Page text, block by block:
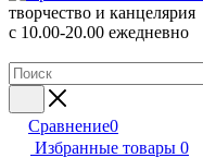
творчество и канцелярия
с 10.00-20.00 ежедневно
Сравнение0
Избранные товары 0